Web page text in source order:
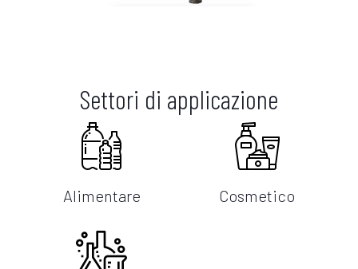
Settori di applicazione
Alimentare Cosmetico